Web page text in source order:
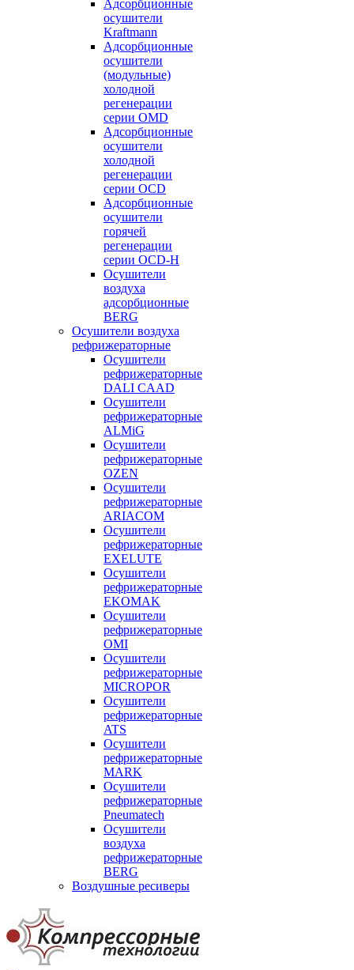
Адсорбционные
осушители
Kraftmann
Адсорбционные
осушители
(модульные)
холодной
регенерации
серии OMD
Адсорбционные
осушители
холодной
регенерации
серии OCD
Адсорбционные
осушители
горячей
регенерации
серии OСD-H
Осушители
воздуха
адсорбционные
BERG
Осушители воздуха
рефрижераторные
Осушители
рефрижераторные
DALI CAAD
Осушители
рефрижераторные
ALMiG
Осушители
рефрижераторные
OZEN
Осушители
рефрижераторные
ARIACOM
Осушители
рефрижераторные
EXELUTE
Осушители
рефрижераторные
EKOMAK
Осушители
рефрижераторные
OMI
Осушители
рефрижераторные
MICROPOR
Осушители
рефрижераторные
ATS
Осушители
рефрижераторные
MARK
Осушители
рефрижераторные
Pneumatech
Осушители
воздуха
рефрижераторные
BERG
Воздушные ресиверы